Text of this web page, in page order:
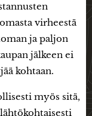
virheestä
ja paljon
jälkeen ei
kohtaan.
myös sitä,